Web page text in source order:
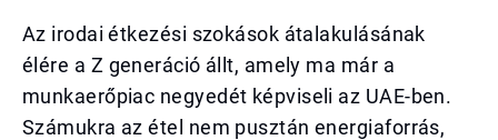
Az irodai étkezési szokások átalakulásának
élére a Z generáció állt, amely ma már a
munkaerőpiac negyedét képviseli az UAE-ben.
Számukra az étel nem pusztán energiaforrás,